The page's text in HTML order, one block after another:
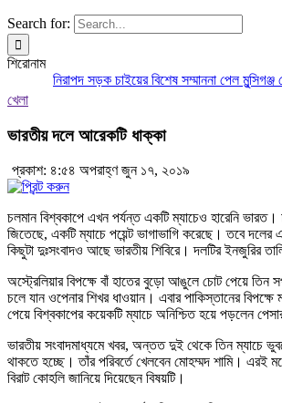
Search for:
শিরোনাম
নিরাপদ সড়ক চাইয়ের বিশেষ সম্মাননা পেল মুন্সিগঞ্জ
খেলা
ভারতীয় দলে আরেকটি ধাক্কা
প্রকাশ: ৪:৫৪ অপরাহ্ণ জুন ১৭, ২০১৯
চলমান বিশ্বকাপে এখন পর্যন্ত একটি ম্যাচেও হারেনি ভারত।
জিতেছে, একটি ম্যাচে পয়েন্ট ভাগাভাগি করেছে। তবে
কিছুটা দুঃসংবাদও আছে ভারতীয় শিবিরে। দলটির ইনজুরির
অস্ট্রেলিয়ার বিপক্ষে বাঁ হাতের বুড়ো আঙুলে চোট পেয়ে তিন
চলে যান ওপেনার শিখর ধাওয়ান। এবার পাকিস্তানের বিপক্ষে
পেয়ে বিশ্বকাপের কয়েকটি ম্যাচে অনিশ্চিত হয়ে পড়লেন
ভারতীয় সংবাদমাধ্যমে খবর, অন্তত দুই থেকে তিন ম্যাচে
থাকতে হচ্ছে। তাঁর পরিবর্তে খেলবেন মোহম্মদ শামি। এরই
বিরাট কোহলি জানিয়ে দিয়েছেন বিষয়টি।